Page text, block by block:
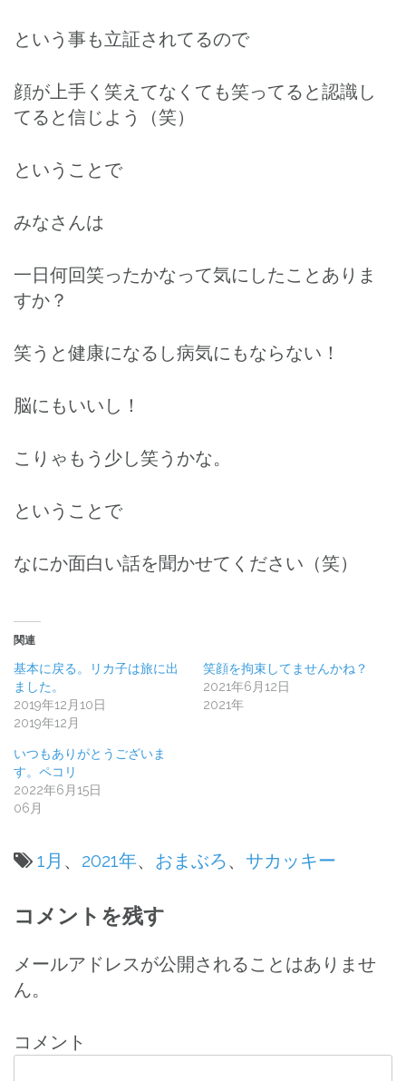
という事も立証されてるので
顔が上手く笑えてなくても笑ってると認識し
てると信じよう（笑）
ということで
みなさんは
一日何回笑ったかなって気にしたことありま
すか？
笑うと健康になるし病気にもならない！
脳にもいいし！
こりゃもう少し笑うかな。
ということで
なにか面白い話を聞かせてください（笑）
関連
基本に戻る。リカ子は旅に出
ました。
2019年12月10日
2019年12月
笑顔を拘束してませんかね？
2021年6月12日
2021年
いつもありがとうございま
す。ペコリ
2022年6月15日
06月
1月 、 2021年、 おまぶろ、 サカッキー
稿
ナ
ビ
ゲ
コメントを残す
メールアドレスが公開されることはありませ
ん。
コメント